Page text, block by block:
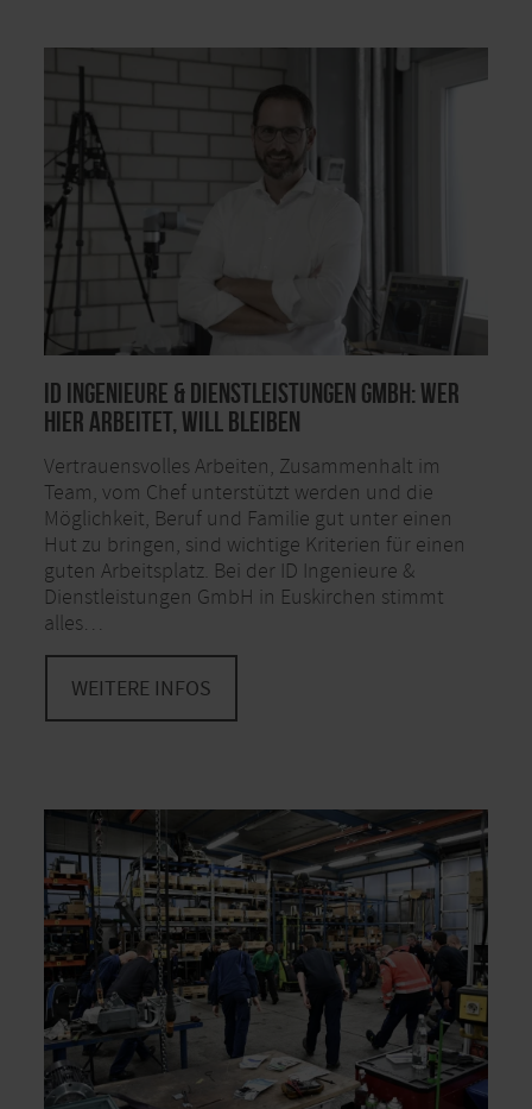
ID Ingenieure & Dienstleistungen GmbH: Wer
hier arbeitet, will bleiben
Vertrauensvolles Arbeiten, Zusammenhalt im
Team, vom Chef unterstützt werden und die
Möglichkeit, Beruf und Familie gut unter einen
Hut zu bringen, sind wichtige Kriterien für einen
guten Arbeitsplatz. Bei der ID Ingenieure &
Dienstleistungen GmbH in Euskirchen stimmt
alles…
WEITERE INFOS